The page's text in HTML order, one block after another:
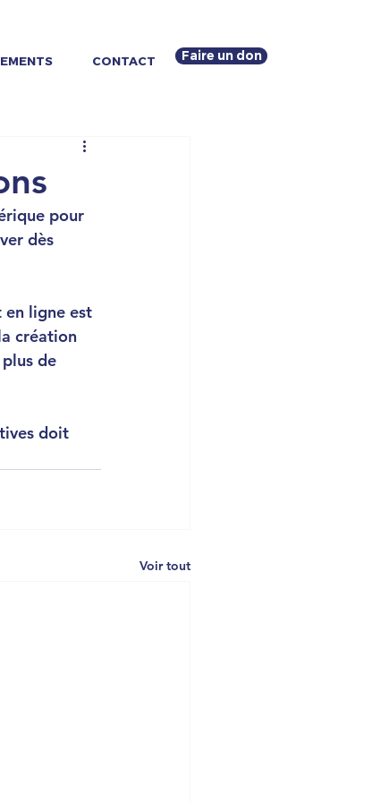
CONTACT Faire un don
pour
dès
en ligne est
création
de
doit
Voir tout